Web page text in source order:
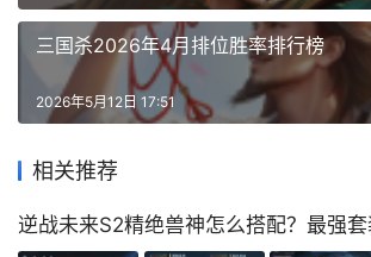
三国杀2026年4月排位胜率排行榜
2026年5月12日 17:51
相关推荐
逆战未来S2精绝兽神怎么搭配？最强